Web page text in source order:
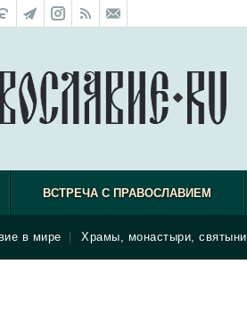
ВСТРЕЧА С ПРАВОСЛАВИЕМ
в мире Храмы, монастыри, святыни